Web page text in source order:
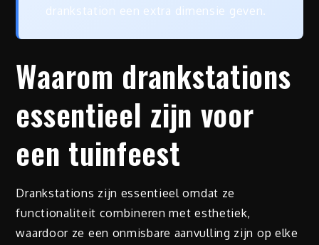
drankstation een extra dimensie geven.
Waarom drankstations
essentieel zijn voor
een tuinfeest
Drankstations zijn essentieel omdat ze
functionaliteit combineren met esthetiek,
waardoor ze een onmisbare aanvulling zijn op elke